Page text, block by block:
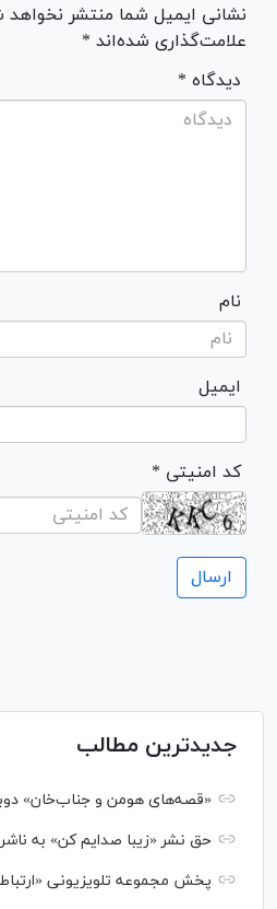
نشانی ایمیل شما منتشر
علامت‌گذاری شده‌اند *
* دیدگاه
نام
ایمیل
* کد امنیتی
جدیدترین مطالب
«قصه‌های هومن و جناب‌خان»
حق نشر «زیبا صدایم کن» به
پخش مجموعه تلویزیونی